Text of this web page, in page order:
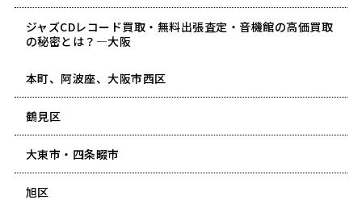
ジャズCDレコード買取・無料出張査定・音機館の高価買取
の秘密とは？―大阪
本町、阿波座、大阪市西区
鶴見区
大東市・四条畷市
旭区